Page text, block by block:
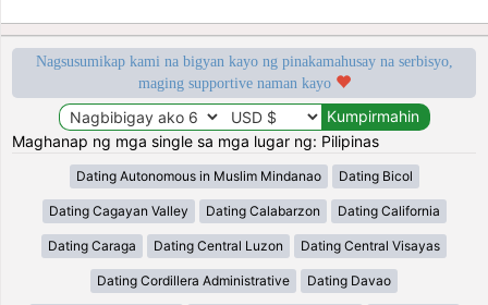
Nagsusumikap kami na bigyan kayo ng pinakamahusay na serbisyo,
maging supportive naman kayo
Maghanap ng mga single sa mga lugar ng: Pilipinas
Dating Autonomous in Muslim Mindanao Dating Bicol
Dating Cagayan Valley Dating Calabarzon Dating California
Dating Caraga Dating Central Luzon Dating Central Visayas
Dating Cordillera Administrative Dating Davao